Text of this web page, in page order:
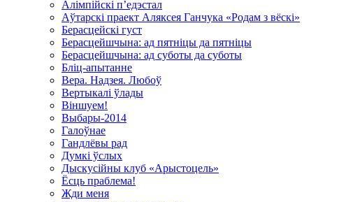
Алімпійскі п’едэстал
Аўтарскі праект Аляксея Ганчука «Родам з вёскі»
Берасцейскі густ
Берасцейшчына: ад пятніцы да пятніцы
Берасцейшчына: ад суботы да суботы
Бліц-апытанне
Вера. Надзея. Любоў
Вертыкалі ўлады
Віншуем!
Выбары-2014
Галоўнае
Гандлёвы рад
Думкі ўслых
Дыскусійны клуб «Арыстоцель»
Ёсць праблема!
Жди меня